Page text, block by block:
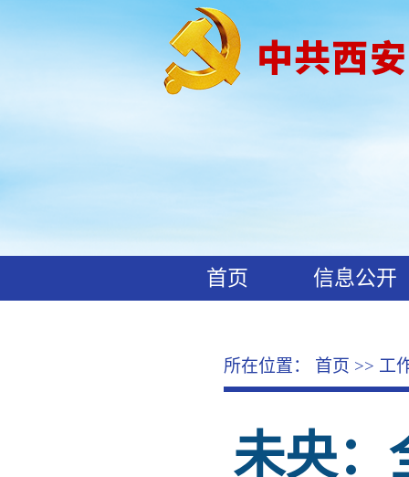
首页
信息公开
所在位置： 首页 >> 工
未央：